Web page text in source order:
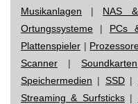
Musikanlagen | NAS
Ortungssysteme | PCs
Plattenspieler |
Scanner |Soundkarten
Speichermedien | SSD|
Streaming & Surfsticks|